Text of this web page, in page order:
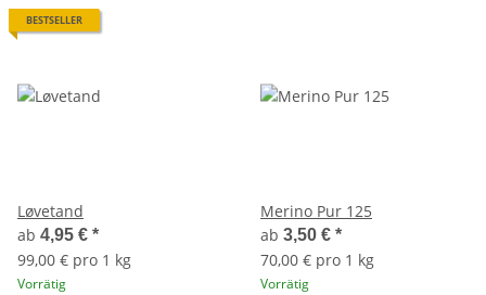
BESTSELLER
Løvetand
ab 4,95 € *
99,00 € pro 1 kg
Vorrätig
Merino Pur 125
ab 3,50 € *
70,00 € pro 1 kg
Vorrätig